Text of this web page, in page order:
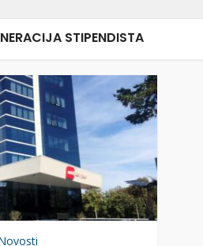
STIPENDISTA